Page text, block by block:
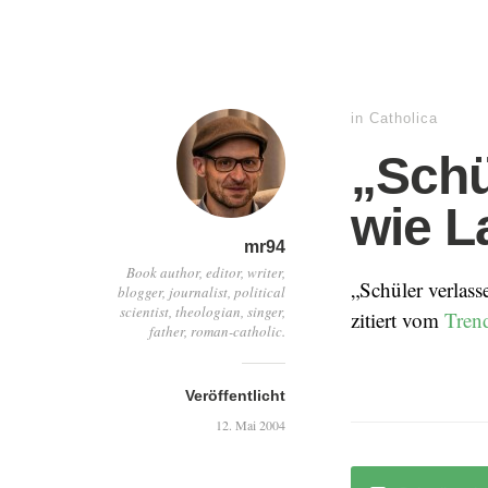
mr94
Book author, editor, writer,
blogger, journalist, political
scientist, theologian, singer,
father, roman-catholic.
Veröffentlicht
12. Mai 2004
in Catholica
wie
„Schüler
zitiert vom